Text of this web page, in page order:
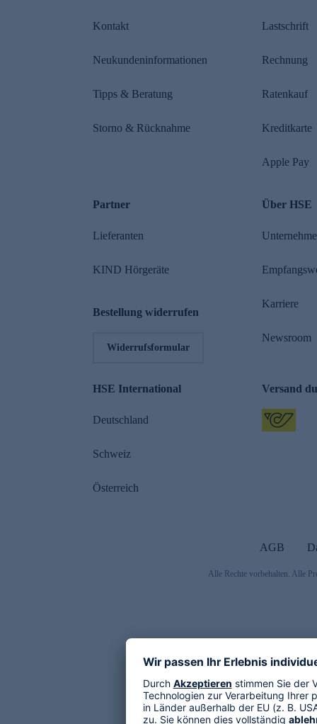
Kontakt
Neukundeninformationen
Tipps & Beratung
Storno & Rücknahme
Lastschrift
Rechnung
Ratenkauf
Kreditkarte
Apple Pay
Partner
Lieferanten
KIND Hörgeräte
Bestellung widerrufen
Widerrufsformular
Über HSE
Karriere
Newsroom
HSE International
Deutschland
Schweiz
Österreich
Versand
AGB
Alle Rechte vorbehalten. Alle